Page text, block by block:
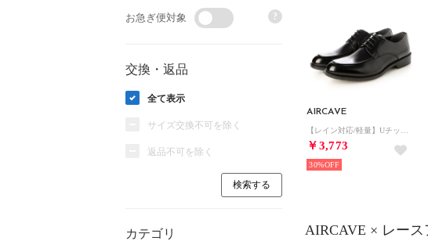
お急ぎ便対象 ?
交換・返品
全て表示
サイズ交換不可を除く
返品不可を除く
カテゴリ
AIRCAVE
￥3,773
30%
AIRCAVE × レー